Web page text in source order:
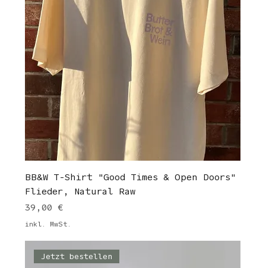
BB&W T-Shirt "Good Times & Open Doors"
Flieder, Natural Raw
Preis
39,00 €
inkl. MwSt.
Jetzt bestellen